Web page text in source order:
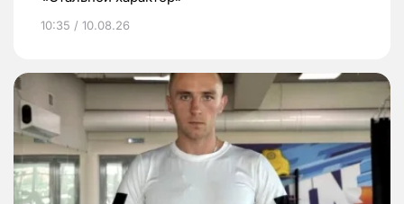
10:35 / 10.08.26